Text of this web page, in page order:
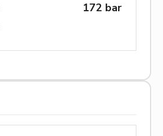
172 bar